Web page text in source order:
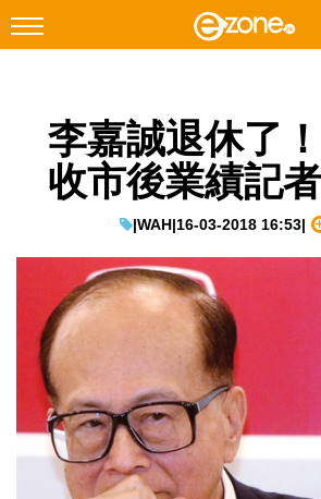
Facebook Instagram
科技焦點
遊戲動漫
教學評測
EduTech
IT Times
生成式AI與雲端應用
Enterprise Digital Transformation
李嘉誠退休了
收市後業績記
|WAH|16-03-2018 16:53|